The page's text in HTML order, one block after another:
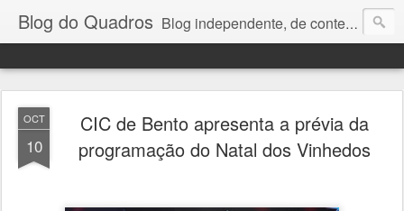
Blog do Quadros Blog independente, de conteúdo noticioso, com foco em economia, negócios, política e atualidades. e-mail do editor: chquadros2@gmail.com
OCT
10
CIC de Bento apresenta a prévia da
programação do Natal dos Vinhedos